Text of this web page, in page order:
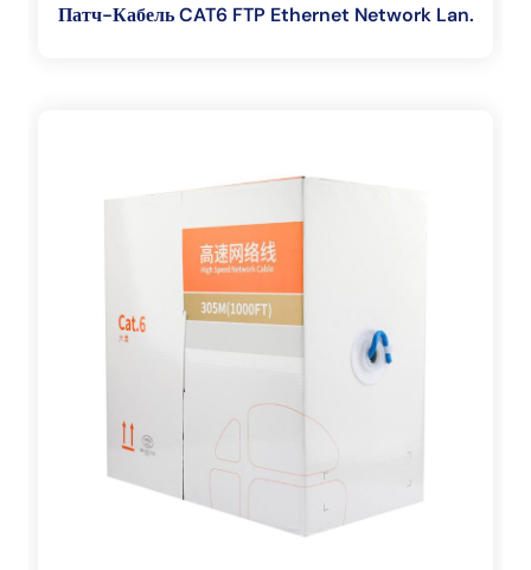
Патч-Кабель CAT6 FTP Ethernet Network Lan.